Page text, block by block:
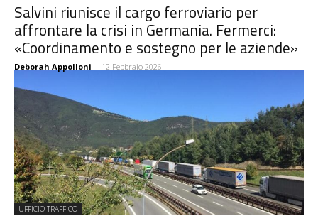
Salvini riunisce il cargo ferroviario per
affrontare la crisi in Germania. Fermerci:
«Coordinamento e sostegno per le aziende»
Deborah Appolloni - 12 Febbraio 2026
UFFICIO TRAFFICO